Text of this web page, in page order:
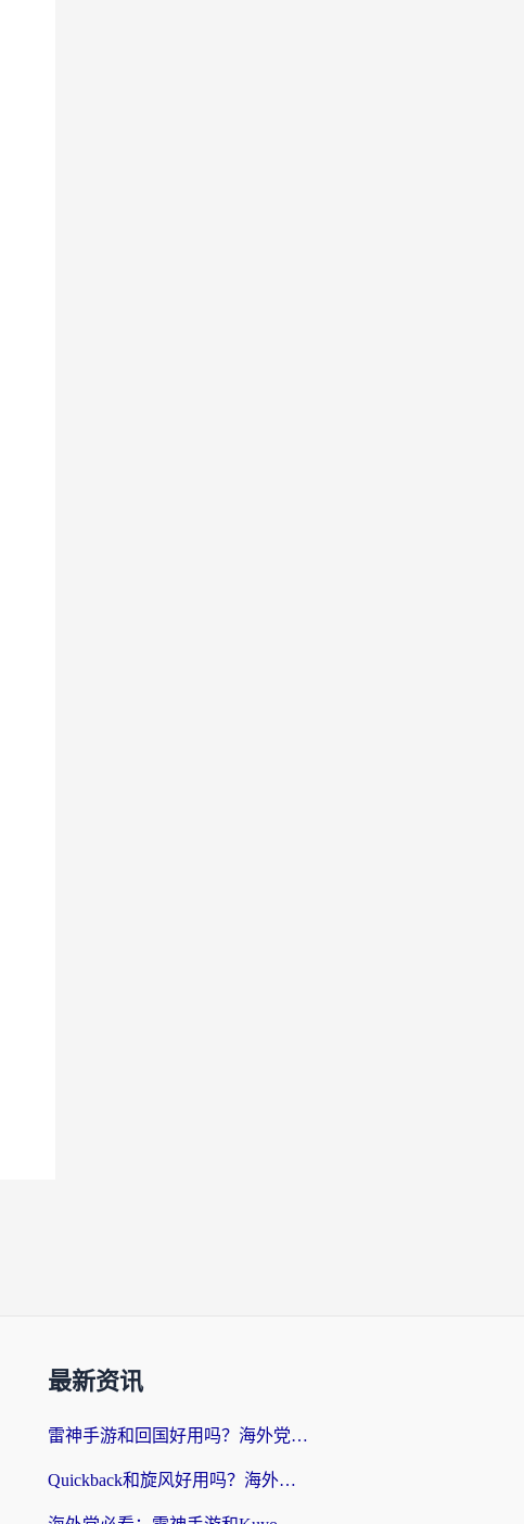
最新资讯
雷神手游和回国好用吗？海外党亲测：选对加速器才能无缝刷剧打游戏
Quickback和旋风好用吗？海外华人亲测：选对回国加速器才能无缝看央视5